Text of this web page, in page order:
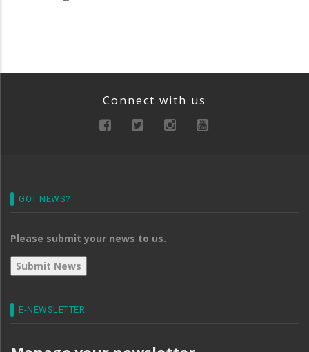
Connect with us
GOT NEWS?
Please submit your news to us.
E-NEWSLETTER